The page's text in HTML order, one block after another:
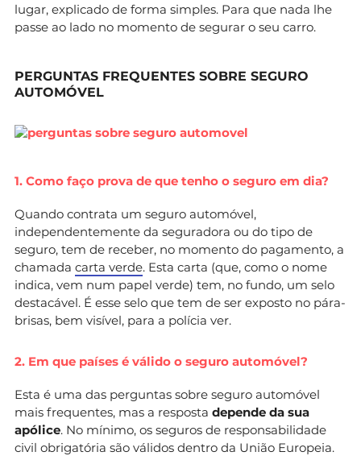
lugar, explicado de forma simples. Para que nada lhe
passe ao lado no momento de segurar o seu carro.
PERGUNTAS FREQUENTES SOBRE SEGURO
AUTOMÓVEL
1. Como faço prova de que tenho o seguro em dia?
Quando contrata um seguro automóvel,
independentemente da seguradora ou do tipo de
seguro, tem de receber, no momento do pagamento, a
chamada carta verde. Esta carta (que, como o nome
indica, vem num papel verde) tem, no fundo, um selo
destacável. É esse selo que tem de ser exposto no pára-
brisas, bem visível, para a polícia ver.
2. Em que países é válido o seguro automóvel?
Esta é uma das perguntas sobre seguro automóvel
mais frequentes, mas a resposta depende da sua
apólice. No mínimo, os seguros de responsabilidade
civil obrigatória são válidos dentro da União Europeia.